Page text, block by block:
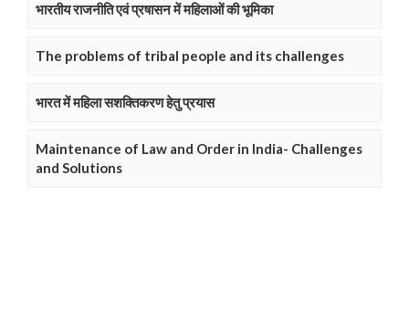
भारतीय राजनीति एवं प्रषासन में महिलाओं की भूमिका
The problems of tribal people and its challenges
भारत में महिला सशक्तिकरण हेतु प्रयास
Maintenance of Law and Order in India- Challenges
and Solutions